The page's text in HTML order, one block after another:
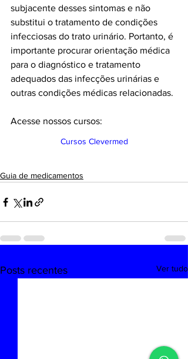
subjacente desses sintomas e não
substitui o tratamento de condições
infecciosas do trato urinário. Portanto, é
importante procurar orientação médica
para o diagnóstico e tratamento
adequados das infecções urinárias e
outras condições médicas relacionadas.
Acesse nossos cursos:
Cursos Clevermed
Guia de medicamentos
Posts recentes Ver tudo